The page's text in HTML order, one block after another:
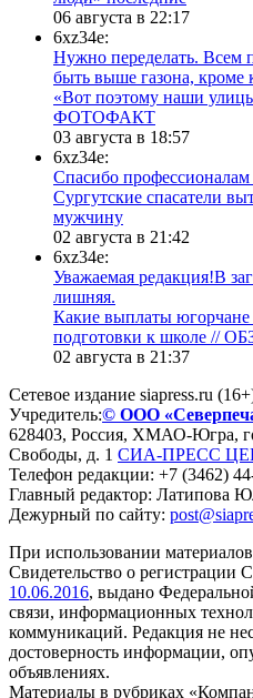
06 августа в 22:17
6xz34e:
Нужно переделать. Всем
быть выше газона, кроме
«Вот поэтому наши
ФОТОФАКТ
03 августа в 18:57
6xz34e:
Спасибо профессионалам
Сургутские спасатели
мужчину
02 августа в 21:42
6xz34e:
Уважаемая редакция!В
лишняя.
Какие выплаты югорчане
подготовки к школе //
02 августа в 21:37
Сетевое издание siapress.ru
Учредитель:© ООО
628403, Россия, ХМАО-Югра,
Свободы, д. 1 СИА-ПРЕСС
Телефон редакции: +7 (3462)
Главный редактор: Латипова
Дежурный по сайту:
При использовании материалов
Свидетельство о регистрации
10.06.2016, выдано
связи, информационных
коммуникаций. Редакция не
достоверность информации,
объявлениях.
Материалы в рубриках